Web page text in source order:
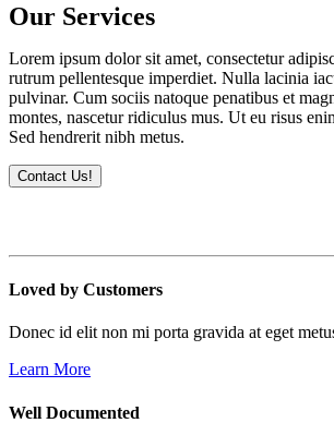
Our Services
Lorem ipsum dolor sit amet, consectetur
rutrum pellentesque imperdiet. Nulla lacinia
pulvinar. Cum sociis natoque penatibus et
montes, nascetur ridiculus mus. Ut eu risus
Sed hendrerit nibh metus.
Contact Us!
Loved by Customers
Donec id elit non mi porta gravida at eget
Learn More
Well Documented